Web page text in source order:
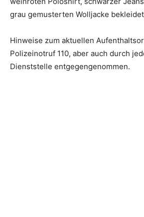
grau gemusterten Wolljacke
Hinweise zum aktuellen
Polizeinotruf 110, aber auch durch
Dienststelle entgegengenommen.